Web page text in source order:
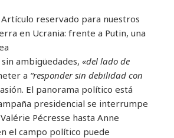
Artículo reservado para nuestros
en Ucrania: frente a Putin, una
ambigüedades, «del lado de
a “responder sin debilidad con
El panorama político está
presidencial se interrumpe
Pécresse hasta Anne
el campo político puede